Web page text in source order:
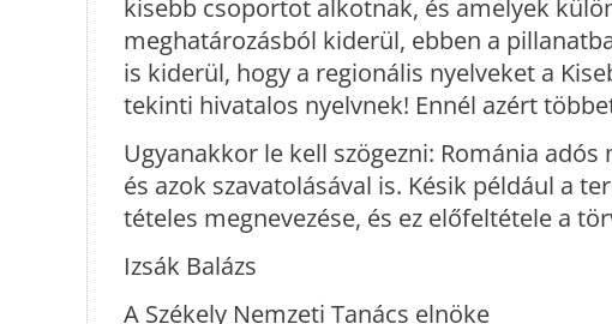
kisebb csoportot alkotnak, és amelyek
meghatározásból kiderül, ebben a
is kiderül, hogy a regionális nyelveket a
tekinti hivatalos nyelvnek! Ennél azért
Ugyanakkor le kell szögezni: Románia
és azok szavatolásával is. Késik például a
tételes megnevezése, és ez előfeltétele a
Izsák Balázs
A Székely Nemzeti Tanács elnöke